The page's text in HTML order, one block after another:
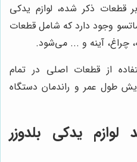
قطعات ذکر شده، لوازم یدکی
وجود دارد که شامل قطعات
چراغ، آینه و ... می‌شود.
از قطعات اصلی در تمام
طول عمر و راندمان دستگاه
یدکی بلدوزر